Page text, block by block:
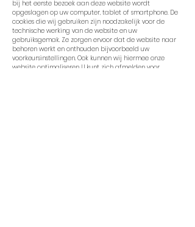
bij het eerste bezoek aan deze website wordt
opgeslagen op uw computer, tablet of smartphone. De
cookies die wij gebruiken zijn noodzakelijk voor de
technische werking van de website en uw
gebruiksgemak. Ze zorgen ervoor dat de website naar
behoren werkt en onthouden bijvoorbeeld uw
voorkeursinstellingen. Ook kunnen wij hiermee onze
website optimaliseren. U kunt zich afmelden voor